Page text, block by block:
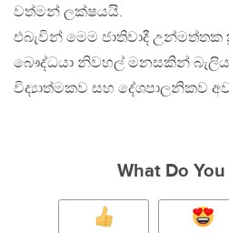
වත්මන් ලක්ෂයයි.
එබැවින් මෙම ජාතිවාදී උන්මත්තක
බෞද්ධයා නිවහල් මනසකින්
විද්‍යාත්මකව සහ දේශපාලනිකව
What Do